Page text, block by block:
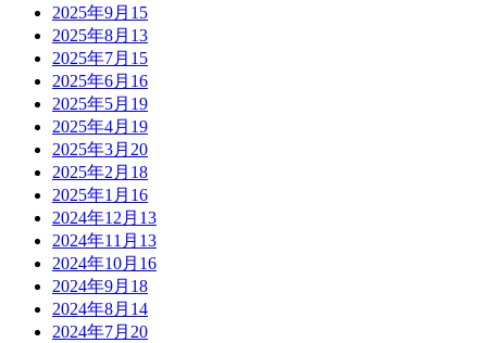
2025年9月 15
2025年8月 13
2025年7月 15
2025年6月 16
2025年5月 19
2025年4月 19
2025年3月 20
2025年2月 18
2025年1月 16
2024年12月 13
2024年11月 13
2024年10月 16
2024年9月 18
2024年8月 14
2024年7月 20